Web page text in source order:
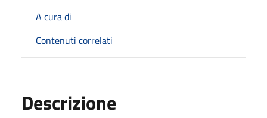
A cura di
Contenuti correlati
Descrizione